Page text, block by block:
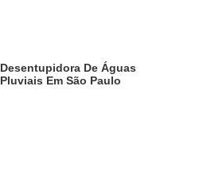
Desentupidora De Águas
Pluviais Em São Paulo